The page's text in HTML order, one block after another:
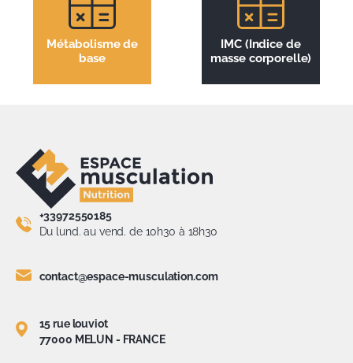
Métabolisme de
base
IMC (Indice de
masse corporelle)
+33972550185
Du lund. au vend. de 10h30 à 18h30
contact@espace-musculation.com
15 rue louviot
77000 MELUN - FRANCE